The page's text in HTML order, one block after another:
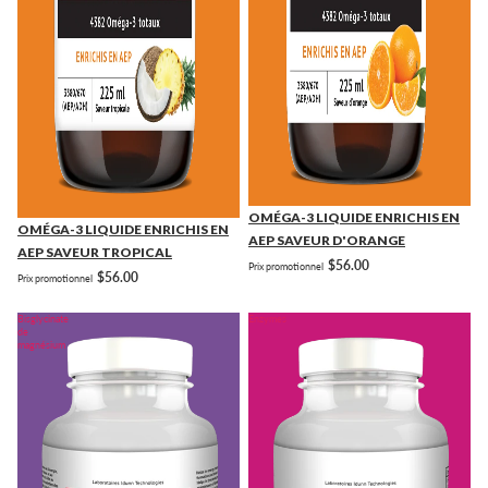
OMÉGA-3 LIQUIDE ENRICHIS EN
AEP SAVEUR TROPICAL
Prix promotionnel $56.00
OMÉGA-3 LIQUIDE ENRICHIS EN
AEP SAVEUR D'ORANGE
Prix promotionnel $56.00
Bisglycinate
de
magnésium
Enzymes